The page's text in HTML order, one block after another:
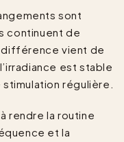
sont
continuent de
différence vient de
est stable
régulière.
rendre la routine
et la